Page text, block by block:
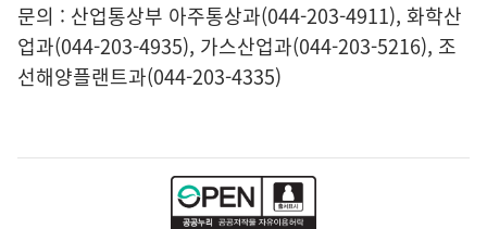
문의 : 산업통상부 아주통상과(044-203-4911), 화학산
업과(044-203-4935), 가스산업과(044-203-5216), 조
선해양플랜트과(044-203-4335)